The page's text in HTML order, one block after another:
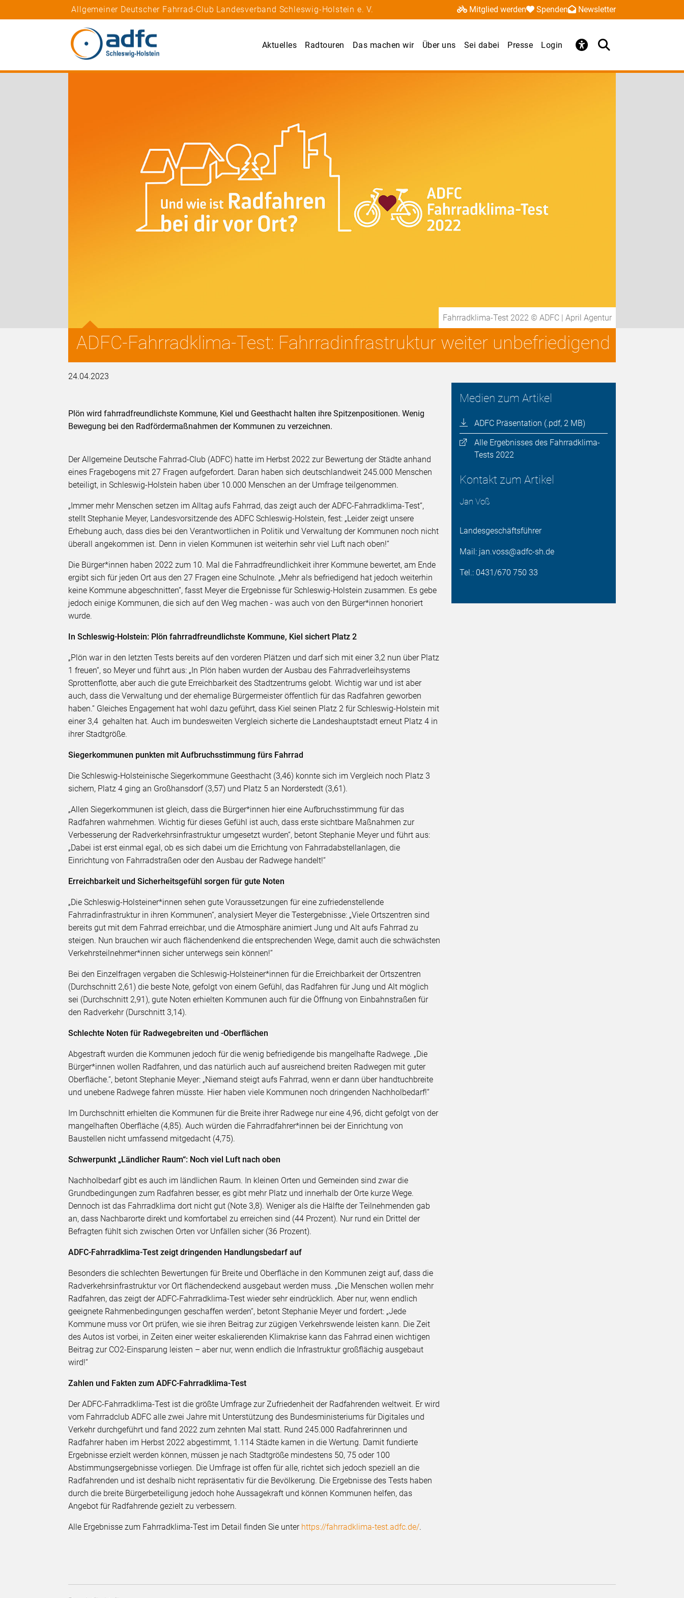
Allgemeiner Deutscher Fahrrad-Club Landesverband Schleswig-Holstein e. V. Mitglied werden Spenden Newsletter
Aktuelles Radtouren Das machen wir Über uns Sei dabei Presse Login
Fahrradklima-Test 2022 © ADFC | April Agentur
ADFC-Fahrradklima-Test: Fahrradinfrastruktur weiter unbefriedigend
24.04.2023
Medien zum Artikel
ADFC Präsentation (.pdf, 2 MB)
Alle Ergebnisses des Fahrradklima-
Tests 2022
Kontakt zum Artikel
Jan Voß
Landesgeschäftsführer
Mail: jan.voss@adfc-sh.de
Tel.: 0431/670 750 33
Plön wird fahrradfreundlichste Kommune, Kiel und Geesthacht halten ihre Spitzenpositionen. Wenig
Bewegung bei den Radfördermaßnahmen der Kommunen zu verzeichnen.
Der Allgemeine Deutsche Fahrrad-Club (ADFC) hatte im Herbst 2022 zur Bewertung der Städte anhand
eines Fragebogens mit 27 Fragen aufgefordert. Daran haben sich deutschlandweit 245.000 Menschen
beteiligt, in Schleswig-Holstein haben über 10.000 Menschen an der Umfrage teilgenommen.
„Immer mehr Menschen setzen im Alltag aufs Fahrrad, das zeigt auch der ADFC-Fahrradklima-Test“,
stellt Stephanie Meyer, Landesvorsitzende des ADFC Schleswig-Holstein, fest: „Leider zeigt unsere
Erhebung auch, dass dies bei den Verantwortlichen in Politik und Verwaltung der Kommunen noch nicht
überall angekommen ist. Denn in vielen Kommunen ist weiterhin sehr viel Luft nach oben!“
Die Bürger*innen haben 2022 zum 10. Mal die Fahrradfreundlichkeit ihrer Kommune bewertet, am Ende
ergibt sich für jeden Ort aus den 27 Fragen eine Schulnote. „Mehr als befriedigend hat jedoch weiterhin
keine Kommune abgeschnitten“, fasst Meyer die Ergebnisse für Schleswig-Holstein zusammen. Es gebe
jedoch einige Kommunen, die sich auf den Weg machen - was auch von den Bürger*innen honoriert
wurde.
In Schleswig-Holstein: Plön fahrradfreundlichste Kommune, Kiel sichert Platz 2
„Plön war in den letzten Tests bereits auf den vorderen Plätzen und darf sich mit einer 3,2 nun über Platz
1 freuen“, so Meyer und führt aus: „In Plön haben wurden der Ausbau des Fahrradverleihsystems
Sprottenflotte, aber auch die gute Erreichbarkeit des Stadtzentrums gelobt. Wichtig war und ist aber
auch, dass die Verwaltung und der ehemalige Bürgermeister öffentlich für das Radfahren geworben
haben.“ Gleiches Engagement hat wohl dazu geführt, dass Kiel seinen Platz 2 für Schleswig-Holstein mit
einer 3,4 gehalten hat. Auch im bundesweiten Vergleich sicherte die Landeshauptstadt erneut Platz 4 in
ihrer Stadtgröße.
Siegerkommunen punkten mit Aufbruchsstimmung fürs Fahrrad
Die Schleswig-Holsteinische Siegerkommune Geesthacht (3,46) konnte sich im Vergleich noch Platz 3
sichern, Platz 4 ging an Großhansdorf (3,57) und Platz 5 an Norderstedt (3,61).
„Allen Siegerkommunen ist gleich, dass die Bürger*innen hier eine Aufbruchsstimmung für das
Radfahren wahrnehmen. Wichtig für dieses Gefühl ist auch, dass erste sichtbare Maßnahmen zur
Verbesserung der Radverkehrsinfrastruktur umgesetzt wurden“, betont Stephanie Meyer und führt aus:
„Dabei ist erst einmal egal, ob es sich dabei um die Errichtung von Fahrradabstellanlagen, die
Einrichtung von Fahrradstraßen oder den Ausbau der Radwege handelt!“
Erreichbarkeit und Sicherheitsgefühl sorgen für gute Noten
„Die Schleswig-Holsteiner*innen sehen gute Voraussetzungen für eine zufriedenstellende
Fahrradinfrastruktur in ihren Kommunen“, analysiert Meyer die Testergebnisse: „Viele Ortszentren sind
bereits gut mit dem Fahrrad erreichbar, und die Atmosphäre animiert Jung und Alt aufs Fahrrad zu
steigen. Nun brauchen wir auch flächendenkend die entsprechenden Wege, damit auch die schwächsten
Verkehrsteilnehmer*innen sicher unterwegs sein können!“
Bei den Einzelfragen vergaben die Schleswig-Holsteiner*innen für die Erreichbarkeit der Ortszentren
(Durchschnitt 2,61) die beste Note, gefolgt von einem Gefühl, das Radfahren für Jung und Alt möglich
sei (Durchschnitt 2,91), gute Noten erhielten Kommunen auch für die Öffnung von Einbahnstraßen für
den Radverkehr (Durschnitt 3,14).
Schlechte Noten für Radwegebreiten und -Oberflächen
Abgestraft wurden die Kommunen jedoch für die wenig befriedigende bis mangelhafte Radwege. „Die
Bürger*innen wollen Radfahren, und das natürlich auch auf ausreichend breiten Radwegen mit guter
Oberfläche.“, betont Stephanie Meyer: „Niemand steigt aufs Fahrrad, wenn er dann über handtuchbreite
und unebene Radwege fahren müsste. Hier haben viele Kommunen noch dringenden Nachholbedarf!“
Im Durchschnitt erhielten die Kommunen für die Breite ihrer Radwege nur eine 4,96, dicht gefolgt von der
mangelhaften Oberfläche (4,85). Auch würden die Fahrradfahrer*innen bei der Einrichtung von
Baustellen nicht umfassend mitgedacht (4,75).
Schwerpunkt „Ländlicher Raum“: Noch viel Luft nach oben
Nachholbedarf gibt es auch im ländlichen Raum. In kleinen Orten und Gemeinden sind zwar die
Grundbedingungen zum Radfahren besser, es gibt mehr Platz und innerhalb der Orte kurze Wege.
Dennoch ist das Fahrradklima dort nicht gut (Note 3,8). Weniger als die Hälfte der Teilnehmenden gab
an, dass Nachbarorte direkt und komfortabel zu erreichen sind (44 Prozent). Nur rund ein Drittel der
Befragten fühlt sich zwischen Orten vor Unfällen sicher (36 Prozent).
ADFC-Fahrradklima-Test zeigt dringenden Handlungsbedarf auf
Besonders die schlechten Bewertungen für Breite und Oberfläche in den Kommunen zeigt auf, dass die
Radverkehrsinfrastruktur vor Ort flächendeckend ausgebaut werden muss. „Die Menschen wollen mehr
Radfahren, das zeigt der ADFC-Fahrradklima-Test wieder sehr eindrücklich. Aber nur, wenn endlich
geeignete Rahmenbedingungen geschaffen werden“, betont Stephanie Meyer und fordert: „Jede
Kommune muss vor Ort prüfen, wie sie ihren Beitrag zur zügigen Verkehrswende leisten kann. Die Zeit
des Autos ist vorbei, in Zeiten einer weiter eskalierenden Klimakrise kann das Fahrrad einen wichtigen
Beitrag zur CO2-Einsparung leisten – aber nur, wenn endlich die Infrastruktur großflächig ausgebaut
wird!“
Zahlen und Fakten zum ADFC-Fahrradklima-Test
Der ADFC-Fahrradklima-Test ist die größte Umfrage zur Zufriedenheit der Radfahrenden weltweit. Er wird
vom Fahrradclub ADFC alle zwei Jahre mit Unterstützung des Bundesministeriums für Digitales und
Verkehr durchgeführt und fand 2022 zum zehnten Mal statt. Rund 245.000 Radfahrerinnen und
Radfahrer haben im Herbst 2022 abgestimmt, 1.114 Städte kamen in die Wertung. Damit fundierte
Ergebnisse erzielt werden können, müssen je nach Stadtgröße mindestens 50, 75 oder 100
Abstimmungsergebnisse vorliegen. Die Umfrage ist offen für alle, richtet sich jedoch speziell an die
Radfahrenden und ist deshalb nicht repräsentativ für die Bevölkerung. Die Ergebnisse des Tests haben
durch die breite Bürgerbeteiligung jedoch hohe Aussagekraft und können Kommunen helfen, das
Angebot für Radfahrende gezielt zu verbessern.
Alle Ergebnisse zum Fahrradklima-Test im Detail finden Sie unter https://fahrradklima-test.adfc.de/.